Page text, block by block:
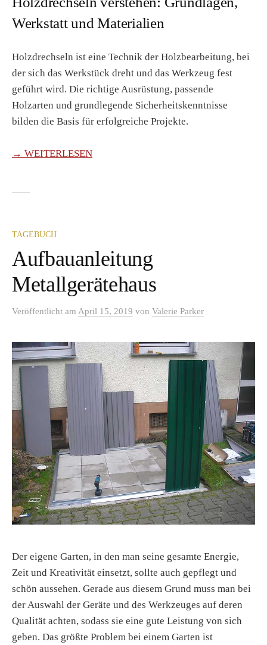
Werkstatt und Materialien
Holzdrechseln ist eine Technik der Holzbearbeitung, bei
der sich das Werkstück dreht und das Werkzeug fest
geführt wird. Die richtige Ausrüstung, passende
Holzarten und grundlegende Sicherheitskenntnisse
bilden die Basis für erfolgreiche Projekte.
→ WEITERLESEN
TAGEBUCH
Aufbauanleitung
Metallgerätehaus
Veröffentlicht am April 15, 2019 von Valerie Parker
Der eigene Garten, in den man seine gesamte Energie,
Zeit und Kreativität einsetzt, sollte auch gepflegt und
schön aussehen. Gerade aus diesem Grund muss man bei
der Auswahl der Geräte und des Werkzeuges auf deren
Qualität achten, sodass sie eine gute Leistung von sich
geben. Das größte Problem bei einem Garten ist